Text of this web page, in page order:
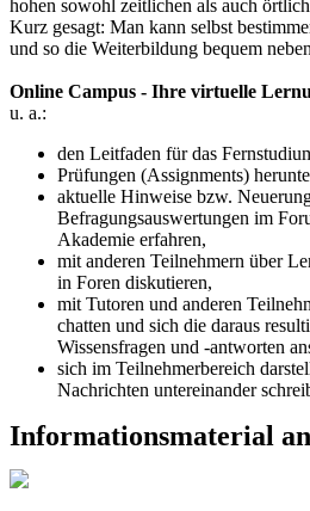
hohen sowohl zeitlichen als auch
Kurz gesagt: Man kann selbst
und so die Weiterbildung bequem
Online Campus - Ihre virtuelle
u. a.:
den Leitfaden für das
Prüfungen (Assignments)
aktuelle Hinweise bzw.
Befragungsauswertungen im
Akademie erfahren,
mit anderen Teilnehmern über
in Foren diskutieren,
mit Tutoren und anderen
chatten und sich die daraus
Wissensfragen und -antworten
sich im Teilnehmerbereich
Nachrichten untereinander
Informationsmaterial